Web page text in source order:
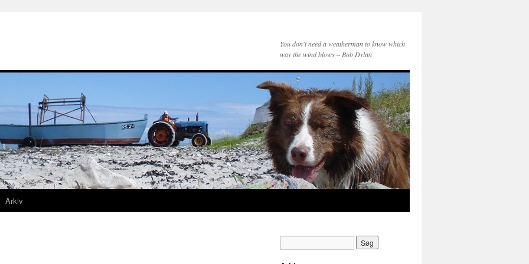
You don't need a weatherman to know which
way the wind blows – Bob Dylan
Arkiv